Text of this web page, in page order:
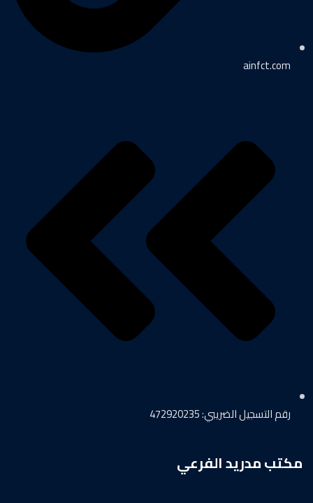
ainfct.com
رقم التسجيل الضريبي: 472920235
مكتب مدريد الفرعي